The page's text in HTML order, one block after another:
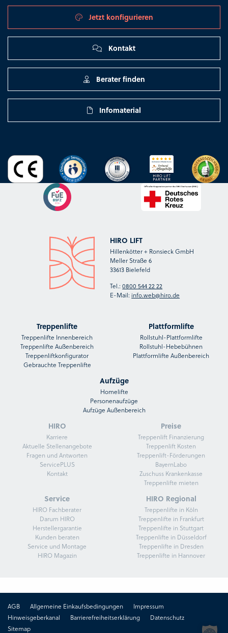
Jetzt konfigurieren
Kontakt
Berater finden
Infomaterial
HIRO LIFT
Hillenkötter + Ronsieck GmbH
Meller Straße 6
33613 Bielefeld
Tel.:0800 544 22 22
E-Mail: info.web@hiro.de
Treppenlifte
Treppenlifte Innenbereich
Treppenlifte Außenbereich
Treppenliftkonfigurator
Gebrauchte Treppenlifte
Plattformlifte
Rollstuhl-Plattformlifte
Rollstuhl-Hebebühnen
Plattformlifte Außenbereich
Aufzüge
Homelifte
Personenaufzüge
Aufzüge Außenbereich
HIRO
Karriere
Aktuelle Stellenangebote
Fragen und Antworten
ServicePLUS
Kontakt
Preise
Treppenlift Finanzierung
Treppenlift Kosten
Treppenlift-Förderungen
BayernLabo
Zuschuss Krankenkasse
Treppenlifte mieten
Service
HIRO Fachberater
Darum HIRO
Herstellergarantie
Kunden beraten
Service und Montage
HIRO Magazin
HIRO Regional
Treppenlifte in Köln
Treppenlifte in Frankfurt
Treppenlifte in Stuttgart
Treppenlifte in Düsseldorf
Treppenlifte in Dresden
Treppenlifte in Hannover
AGB Allgemeine Einkaufsbedingungen
Impressum
Hinweisgeberkanal
Barrierefreiheitserklärung
Datenschutz
Sitemap